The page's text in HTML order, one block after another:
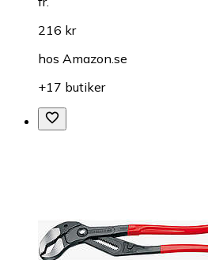
216 kr
hos Amazon.se
+17 butiker